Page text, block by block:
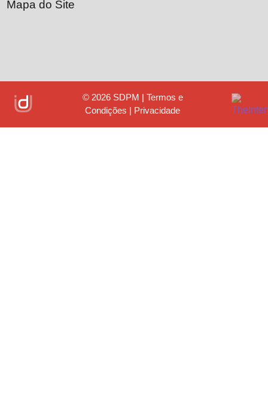
Mapa do Site
© 2026 SDPM | Termos e
Condições | Privacidade